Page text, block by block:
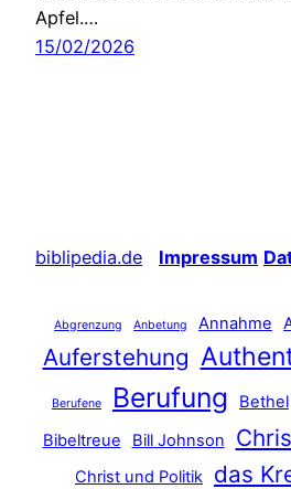
Apfel.…
15/02/2026
biblipedia.de Impressum
Abgrenzung Anbetung Annahme
Auferstehung
Berufene Berufung Bethel
Bibeltreue
Bill Johnson
Christ und Politik das